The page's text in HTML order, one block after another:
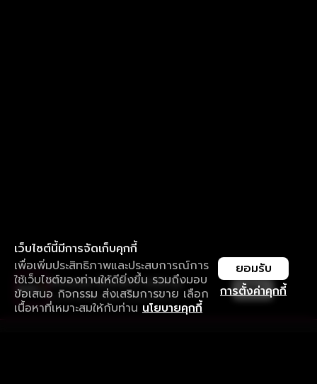
เว็บไซต์นี้มีการจัดเก็บคุกกี้
เพื่อเพิ่มประสิทธิภาพและประสบการณ์การ
ใช้เว็บไซต์ของท่านให้ดียิ่งขึ้น รวมถึงมอบ
ข้อเสนอ กิจกรรม ส่งเสริมการขาย เลือก
เนื้อหาที่เหมาะสมให้กับท่าน นโยบายคุกกี้
การตั้งค่าคุกกี้
ยอมรับ
ใช้งานแอป ลื่นไหลกว่า ไม่มีสะดุด
ดาวน์โหลดแอปเพื่อการรับชมที่ดีกว่า เปิด